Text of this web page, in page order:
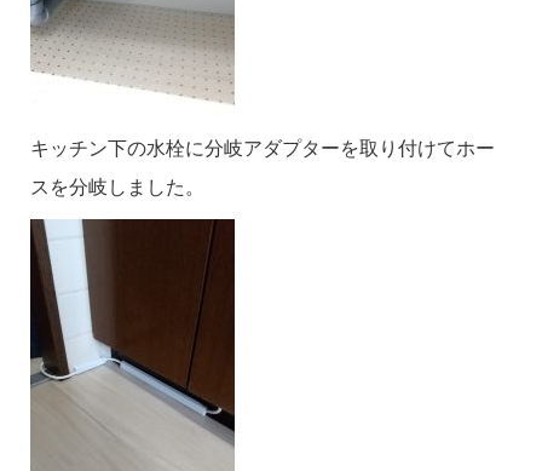
キッチン下の水栓に分岐アダプターを取り付けてホー
スを分岐しました。